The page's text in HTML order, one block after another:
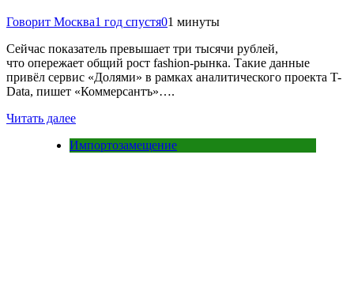
Говорит Москва1 год спустя01 минуты
Сейчас показатель превышает три тысячи рублей,
что опережает общий рост fashion-рынка. Такие данные
привёл сервис «Долями» в рамках аналитического проекта T-
Data, пишет «Коммерсантъ»….
Читать далее
Импортозамещение